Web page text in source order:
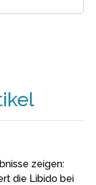
zeigen:
die Libido bei